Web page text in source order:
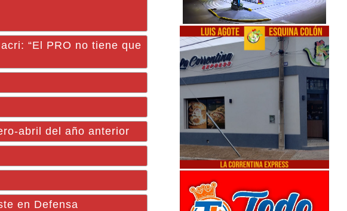
“El PRO no tiene que
abril del año anterior
en Defensa